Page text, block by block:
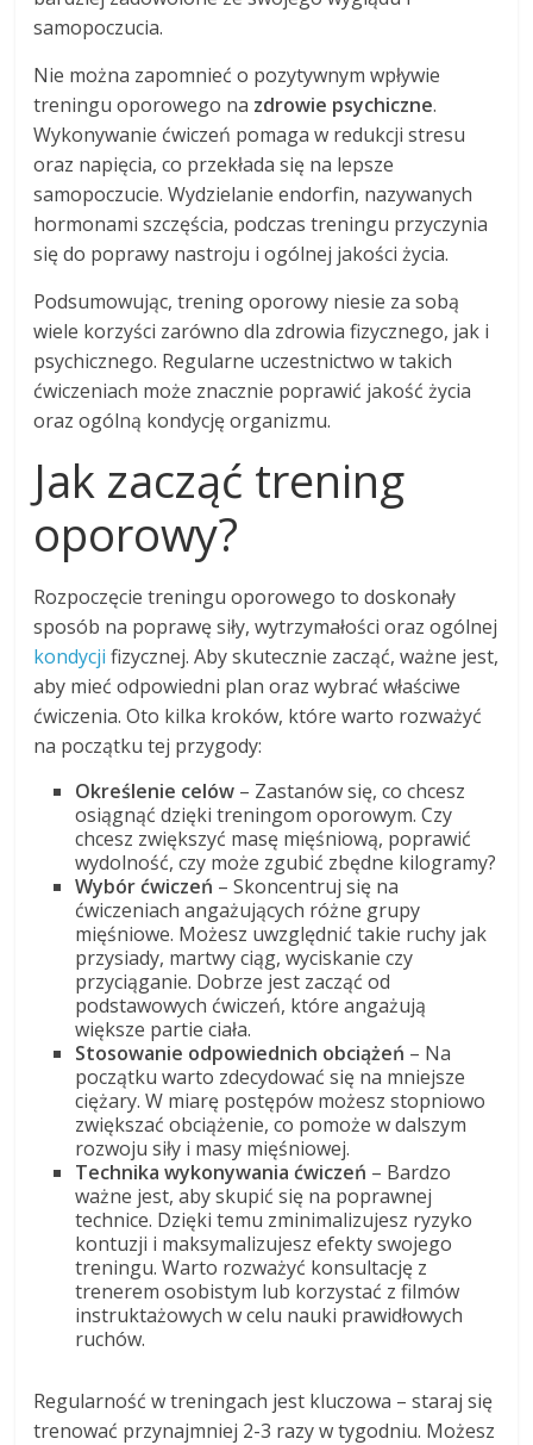
samopoczucia.
Nie można zapomnieć o pozytywnym wpływie
treningu oporowego na zdrowie psychiczne.
Wykonywanie ćwiczeń pomaga w redukcji stresu
oraz napięcia, co przekłada się na lepsze
samopoczucie. Wydzielanie endorfin, nazywanych
hormonami szczęścia, podczas treningu przyczynia
się do poprawy nastroju i ogólnej jakości życia.
Podsumowując, trening oporowy niesie za sobą
wiele korzyści zarówno dla zdrowia fizycznego, jak i
psychicznego. Regularne uczestnictwo w takich
ćwiczeniach może znacznie poprawić jakość życia
oraz ogólną kondycję organizmu.
Jak zacząć trening
oporowy?
Rozpoczęcie treningu oporowego to doskonały
sposób na poprawę siły, wytrzymałości oraz ogólnej
kondycji fizycznej. Aby skutecznie zacząć, ważne jest,
aby mieć odpowiedni plan oraz wybrać właściwe
ćwiczenia. Oto kilka kroków, które warto rozważyć
na początku tej przygody:
Określenie celów – Zastanów się, co chcesz
osiągnąć dzięki treningom oporowym. Czy
chcesz zwiększyć masę mięśniową, poprawić
wydolność, czy może zgubić zbędne kilogramy?
Wybór ćwiczeń – Skoncentruj się na
ćwiczeniach angażujących różne grupy
mięśniowe. Możesz uwzględnić takie ruchy jak
przysiady, martwy ciąg, wyciskanie czy
przyciąganie. Dobrze jest zacząć od
podstawowych ćwiczeń, które angażują
większe partie ciała.
Stosowanie odpowiednich obciążeń – Na
początku warto zdecydować się na mniejsze
ciężary. W miarę postępów możesz stopniowo
zwiększać obciążenie, co pomoże w dalszym
rozwoju siły i masy mięśniowej.
Technika wykonywania ćwiczeń – Bardzo
ważne jest, aby skupić się na poprawnej
technice. Dzięki temu zminimalizujesz ryzyko
kontuzji i maksymalizujesz efekty swojego
treningu. Warto rozważyć konsultację z
trenerem osobistym lub korzystać z filmów
instruktażowych w celu nauki prawidłowych
ruchów.
Regularność w treningach jest kluczowa – staraj się
trenować przynajmniej 2-3 razy w tygodniu. Możesz